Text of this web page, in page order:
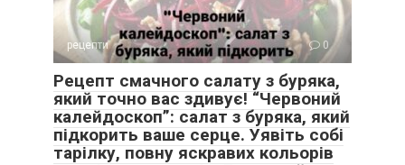
рецепти 0
Рецепт смачного салату з буряка,
який точно вас здивує! “Червоний
калейдоскоп”: салат з буряка, який
підкорить ваше серце. Уявіть собі
тарілку, повну яскравих кольорів